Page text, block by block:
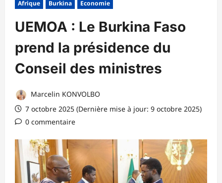
Afrique Burkina Economie
UEMOA : Le Burkina Faso
prend la présidence du
Conseil des ministres
Marcelin KONVOLBO
7 octobre 2025 (Dernière mise à jour: 9 octobre 2025)
0 commentaire